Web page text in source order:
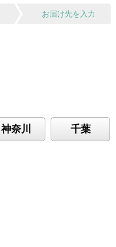
お届け先を入力
神奈川 千葉